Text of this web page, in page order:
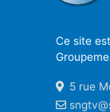
Ce site
5 rue